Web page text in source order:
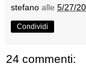
stefano alle 5/27/
Condividi
24 commenti: